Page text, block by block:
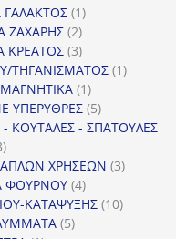
11
προϊόν
ΖΑΧΑΡΗΣ 22
προϊόντα
ΚΡΕΑΤΟΣ 33
προϊόντα
ΤΗΓΑΝΙΣΜΑΤΟΣ 11
11
προϊόν
ΥΠΕΡΥΘΡΕΣ 55
προϊόντα
- ΣΠΑΤΟΥΛΕΣ
3
προϊόνταΧΡΗΣΕΩΝ 33
ΦΟΥΡΝΟΥ 44
προϊόντα
ΚΑΤΑΨΥΞΗΣ 1010
55